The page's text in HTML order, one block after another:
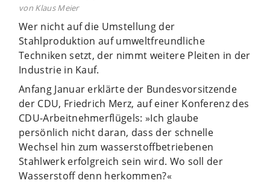
von Klaus Meier
Wer nicht auf die Umstellung der
Stahlproduktion auf umweltfreundliche
Techniken setzt, der nimmt weitere Pleiten in der
Industrie in Kauf.
Anfang Januar erklärte der Bundesvorsitzende
der CDU, Friedrich Merz, auf einer Konferenz des
CDU-Arbeitnehmerflügels: »Ich glaube
persönlich nicht daran, dass der schnelle
Wechsel hin zum wasserstoffbetriebenen
Stahlwerk erfolgreich sein wird. Wo soll der
Wasserstoff denn herkommen?«